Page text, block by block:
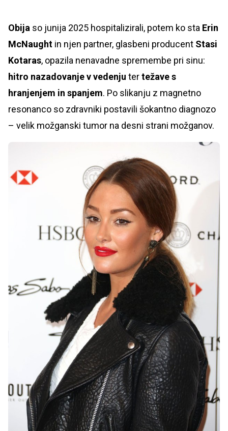
Obija so junija 2025 hospitalizirali, potem ko sta Erin
McNaught in njen partner, glasbeni producent Stasi
Kotaras, opazila nenavadne spremembe pri sinu:
hitro nazadovanje v vedenju tertežave s
hranjenjem in spanjem. Po slikanju z magnetno
resonanco so zdravniki postavili šokantno diagnozo
– velik možganski tumor na desni strani možganov.